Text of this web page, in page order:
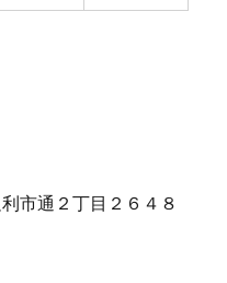
市通２丁目２６４８